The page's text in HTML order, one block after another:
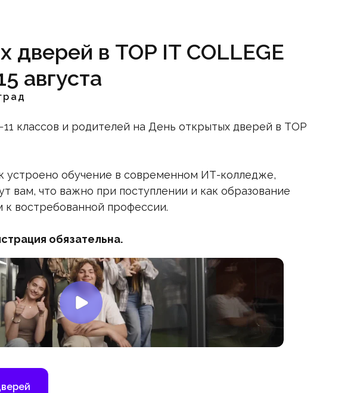
дверей в TOP IT COLLEGE
августа
классов и родителей на День открытых дверей в TOP
устроено обучение в современном ИТ-колледже,
вам, что важно при поступлении и как образование
востребованной профессии.
обязательна.